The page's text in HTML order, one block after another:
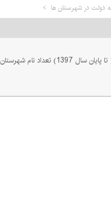
دولت در شهرستان ها
غرب 55 پاوه 33 ثلاث...